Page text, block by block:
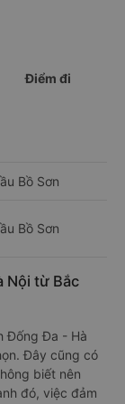
Điểm đi
Bồ Sơn
Bồ Sơn
Nội từ Bắc
Đống Đa - Hà
Đây cũng có
biết nên
đó, việc đảm